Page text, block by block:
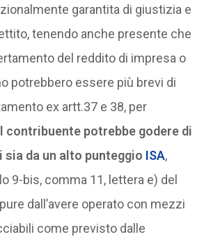
garantita di giustizia e
tenendo anche presente che
del reddito di impresa o
potrebbero essere più brevi di
ex artt.37 e 38, per
contribuente potrebbe godere di
sia da un alto punteggio ISA,
9-bis, comma 11, lettera e) del
dall’avere operato con mezzi
come previsto dalle